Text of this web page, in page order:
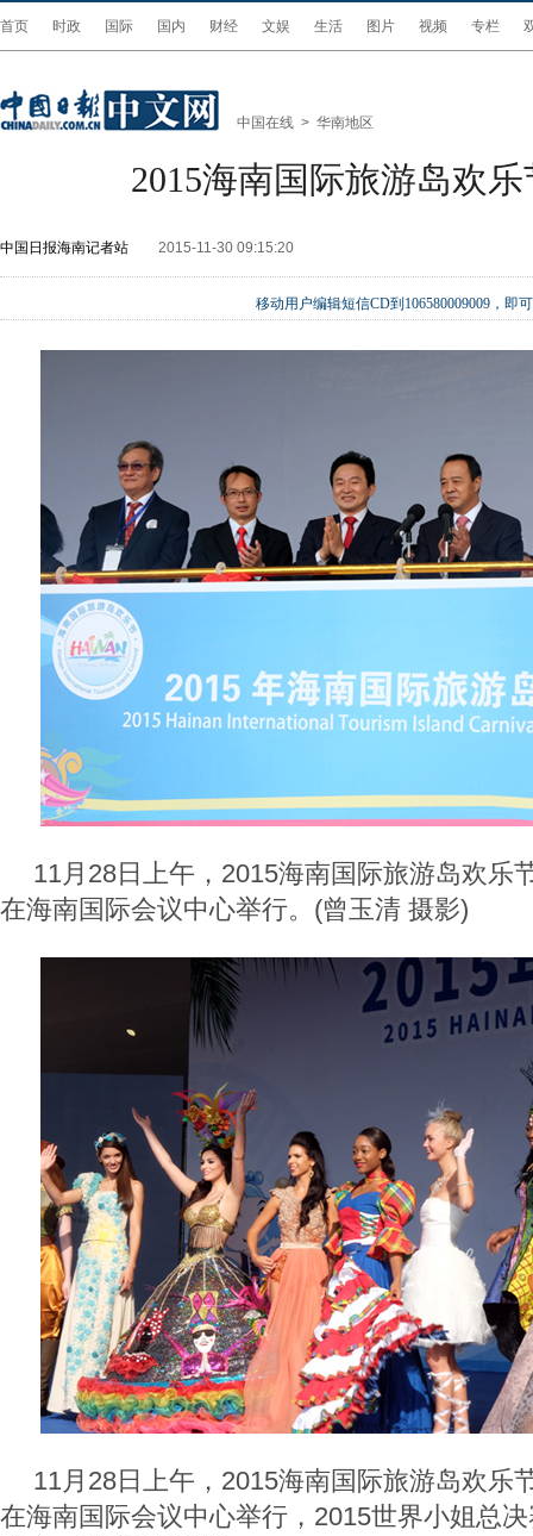
首页 时政 国际 国内 财经 文娱 生活 图片 视频 专栏
中国在线 > 华南地区
2015海南国际旅游岛欢
中国日报海南记者站 2015-11-30 09:15:20
移动用户编辑短信CD到106580009009，即
11月28日上午，2015海南国际旅游岛欢乐
在海南国际会议中心举行。(曾玉清 摄影)
11月28日上午，2015海南国际旅游岛欢乐
在海南国际会议中心举行，2015世界小姐总